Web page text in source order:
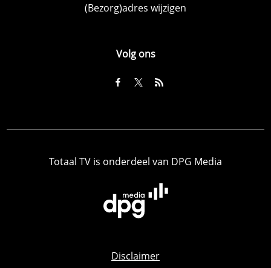
(Bezorg)adres wijzigen
Volg ons
Totaal TV is onderdeel van DPG Media
Disclaimer